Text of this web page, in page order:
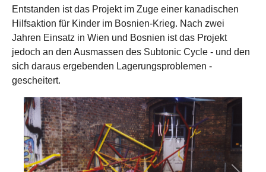
Entstanden ist das Projekt im Zuge einer kanadischen
Hilfsaktion für Kinder im Bosnien-Krieg. Nach zwei
Jahren Einsatz in Wien und Bosnien ist das Projekt
jedoch an den Ausmassen des Subtonic Cycle - und den
sich daraus ergebenden Lagerungsproblemen -
gescheitert.